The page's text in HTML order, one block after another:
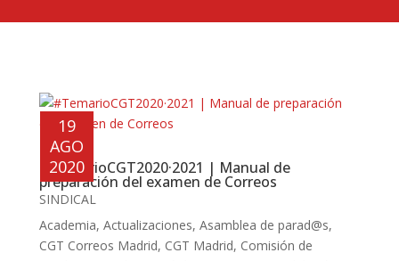
#TemarioCGT2020·2021 | Manual de
preparación del examen de Correos
19
AGO
2020
SINDICAL
Academia, Actualizaciones, Asamblea de parad@s,
CGT Correos Madrid, CGT Madrid, Comisión de